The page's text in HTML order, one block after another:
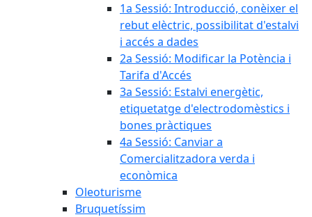
1a Sessió: Introducció, conèixer el
rebut elèctric, possibilitat d'estalvi
i accés a dades
2a Sessió: Modificar la Potència i
Tarifa d'Accés
3a Sessió: Estalvi energètic,
etiquetatge d'electrodomèstics i
bones pràctiques
4a Sessió: Canviar a
Comercialitzadora verda i
econòmica
Oleoturisme
Bruquetíssim